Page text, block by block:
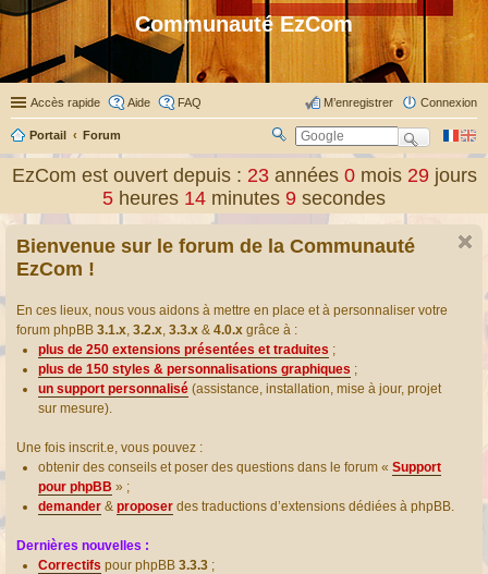
Communauté EzCom
Accès rapide Aide FAQ Connexion
M’enregistrer
Portail Forum
er
EzCom est ouvert depuis : 23 années0 mois29 jours
5 heures 14 minutes 9 secondes
Bienvenue sur le forum de la Communauté
EzCom !
En ces lieux, nous vous aidons à mettre en place et à personnaliser votre
forum phpBB 3.1.x, 3.2.x, 3.3.x & 4.0.x grâce à :
plus de 250 extensions présentées et traduites ;
plus de 150 styles & personnalisations graphiques ;
un support personnalisé (assistance, installation, mise à jour, projet
sur mesure).
Une fois inscrit.e, vous pouvez :
obtenir des conseils et poser des questions dans le forum « Support
pour phpBB » ;
demander & proposer des traductions d’extensions dédiées à phpBB.
Dernières nouvelles :
Correctifs pour phpBB 3.3.3 ;